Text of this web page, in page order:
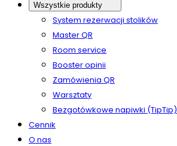
Wszystkie produkty
System rezerwacji stolików
Master QR
Room service
Booster opinii
Zamówienia QR
Warsztaty
Bezgotówkowe napiwki (TipTip)
Cennik
O nas